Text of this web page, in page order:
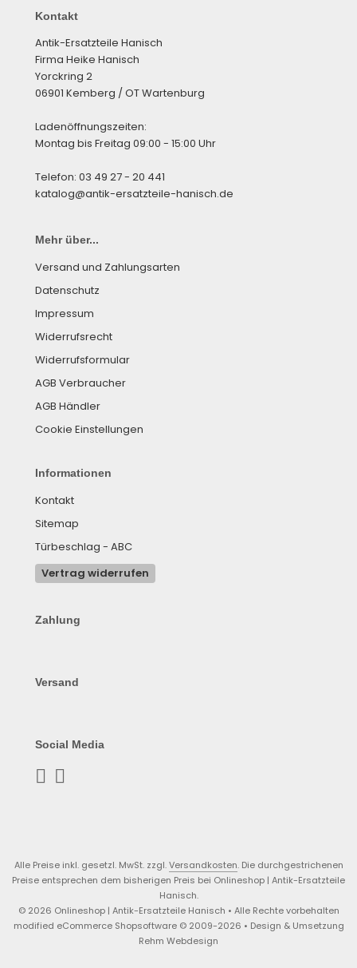
Kontakt
Antik-Ersatzteile Hanisch
Firma Heike Hanisch
Yorckring 2
06901 Kemberg / OT Wartenburg
Ladenöffnungszeiten:
Montag bis Freitag 09:00 - 15:00 Uhr
Telefon: 03 49 27 - 20 441
katalog@antik-ersatzteile-hanisch.de
Mehr über...
Versand und Zahlungsarten
Datenschutz
Impressum
Widerrufsrecht
Widerrufsformular
AGB Verbraucher
AGB Händler
Cookie Einstellungen
Informationen
Kontakt
Sitemap
Türbeschlag - ABC
Vertrag widerrufen
Zahlung
Versand
Social Media
Alle Preise inkl. gesetzl. MwSt. zzgl.Versandkosten. Die durchgestrichenen
Preise entsprechen dem bisherigen Preis bei Onlineshop | Antik-Ersatzteile
Hanisch.
© 2026 Onlineshop | Antik-Ersatzteile Hanisch • Alle Rechte vorbehalten
modified eCommerce Shopsoftware © 2009-2026 • Design & Umsetzung
Rehm Webdesign